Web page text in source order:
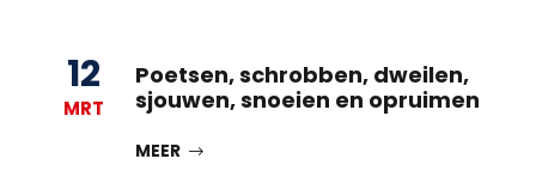
12
MRT
Poetsen, schrobben, dweilen,
sjouwen, snoeien en opruimen
MEER